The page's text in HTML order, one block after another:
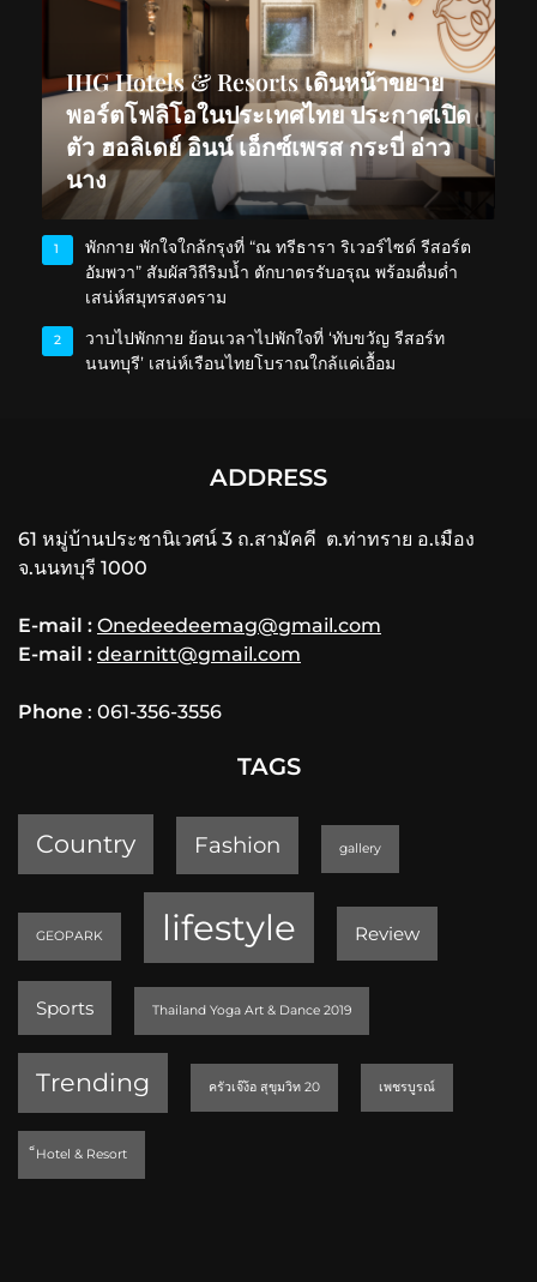
IHG Hotels & Resorts เดินหน้าขยาย
พอร์ตโฟลิโอในประเทศไทย ประกาศเปิด
ตัว ฮอลิเดย์ อินน์ เอ็กซ์เพรส กระบี่ อ่าว
นาง
1
พักกาย พักใจใกล้กรุงที่ “ณ ทรีธารา ริเวอร์ไซด์ รีสอร์ต
อัมพวา” สัมผัสวิถีริมน้ำ ตักบาตรรับอรุณ พร้อมดื่มด่ำ
เสน่ห์สมุทรสงคราม
2
วาบไปพักกาย ย้อนเวลาไปพักใจที่ ‘ทับขวัญ รีสอร์ท
นนทบุรี’ เสน่ห์เรือนไทยโบราณใกล้แค่เอื้อม
ADDRESS
61 หมู่บ้านประชานิเวศน์ 3 ถ.สามัคคี ต.ท่าทราย อ.เมือง
จ.นนทบุรี 1000
E-mail : Onedeedeemag@gmail.com
E-mail : dearnitt@gmail.com
Phone : 061-356-3556
TAGS
Country Fashion gallery
GEOPARK lifestyle Review
Sports Thailand Yoga Art & Dance 2019
Trending ครัวเจ๊ง้อ สุขุมวิท 20 เพชรบูรณ์
็Hotel & Resort